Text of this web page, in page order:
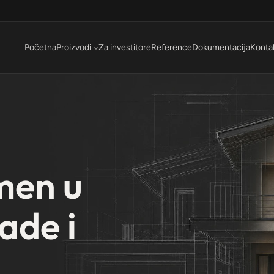
PočetnaProizvodi Za investitoreReferenceDokumentacija
u
i